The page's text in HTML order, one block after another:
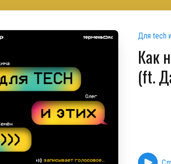
Для tech
Как
(ft.